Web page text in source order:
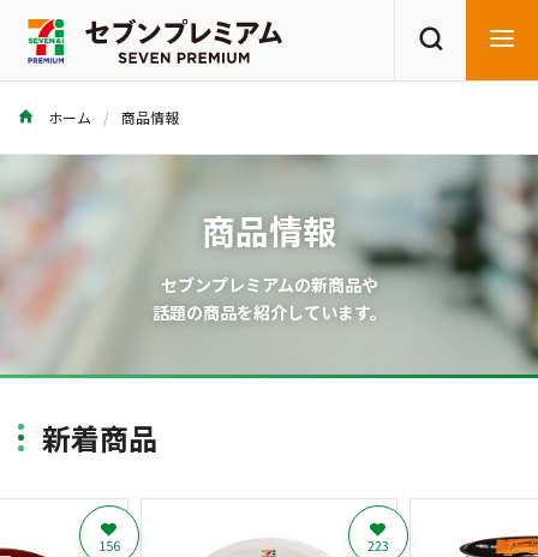
ホーム 商品情報
商品情報
セブンプレミアムの新商品や
話題の商品を紹介しています。
新着商品
156 223